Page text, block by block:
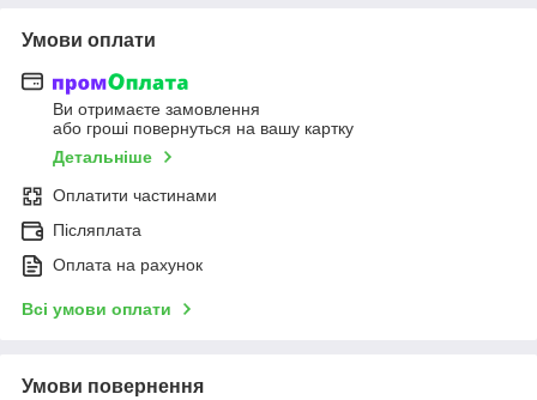
Умови оплати
Ви отримаєте замовлення
або гроші повернуться на вашу картку
Детальніше
Оплатити частинами
Післяплата
Оплата на рахунок
Всі умови оплати
Умови повернення